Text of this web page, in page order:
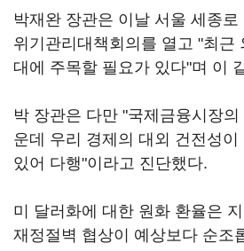
박재완 장관은 이날 서울 세종로
위기관리대책회의를 열고 "최근
대에 주목할 필요가 있다"며 이
박 장관은 다만 "국제금융시장
운데 우리 경제의 대외 건전성
있어 다행"이라고 진단했다.
미 달러화에 대한 원화 환율은
재정절벽 협상이 예상보다 순조